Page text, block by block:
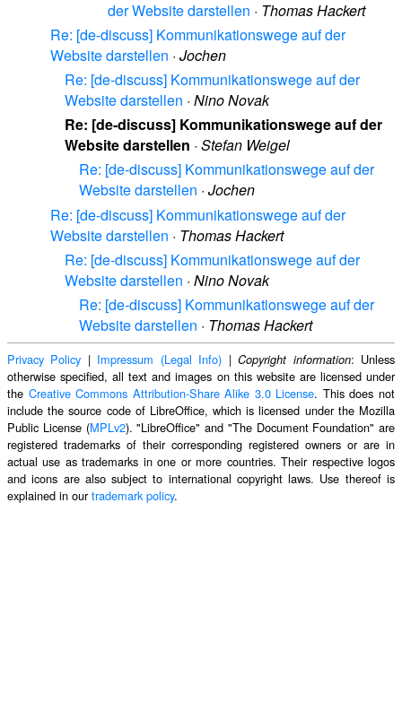
der Website darstellen · Thomas Hackert
Re: [de-discuss] Kommunikationswege auf der
Website darstellen · Jochen
Re: [de-discuss] Kommunikationswege auf der
Website darstellen · Nino Novak
Re: [de-discuss] Kommunikationswege auf der
Website darstellen · Stefan Weigel
Re: [de-discuss] Kommunikationswege auf der
Website darstellen · Jochen
Re: [de-discuss] Kommunikationswege auf der
Website darstellen · Thomas Hackert
Re: [de-discuss] Kommunikationswege auf der
Website darstellen · Nino Novak
Re: [de-discuss] Kommunikationswege auf der
Website darstellen · Thomas Hackert
Privacy Policy | Impressum (Legal Info) |Copyright information: Unless
otherwise specified, all text and images on this website are licensed under
the Creative Commons Attribution-Share Alike 3.0 License. This does not
include the source code of LibreOffice, which is licensed under the Mozilla
Public License (MPLv2). "LibreOffice" and "The Document Foundation" are
registered trademarks of their corresponding registered owners or are in
actual use as trademarks in one or more countries. Their respective logos
and icons are also subject to international copyright laws. Use thereof is
explained in ourtrademark policy.